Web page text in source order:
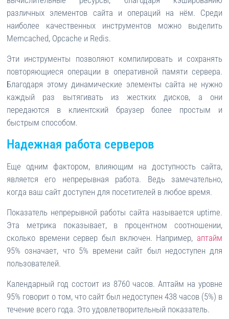
различных элементов сайта и операций на нём. Среди
наиболее качественных инструментов можно выделить
Memcached, Opcache и Redis.
Эти инструменты позволяют компилировать и сохранять
повторяющиеся операции в оперативной памяти сервера.
Благодаря этому динамические элементы сайта не нужно
каждый раз вытягивать из жестких дисков, а они
передаются в клиентский браузер более простым и
быстрым способом.
Надежная работа серверов
Еще одним фактором, влияющим на доступность сайта,
является его непрерывная работа. Ведь замечательно,
когда ваш сайт доступен для посетителей в любое время.
Показатель непрерывной работы сайта называется uptime.
Эта метрика показывает, в процентном соотношении,
сколько времени сервер был включен. Например, аптайм
95% означает, что 5% времени сайт был недоступен для
пользователей.
Календарный год состоит из 8760 часов. Аптайм на уровне
95% говорит о том, что сайт был недоступен 438 часов (5%) в
течение всего года. Это удовлетворительный показатель.